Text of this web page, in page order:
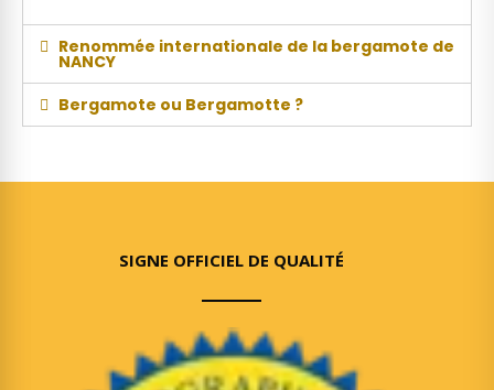
Renommée internationale de la bergamote de
NANCY
Bergamote ou Bergamotte ?
SIGNE OFFICIEL DE QUALITÉ